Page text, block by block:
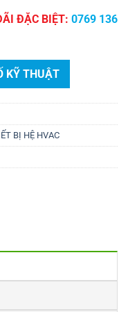
ĐẶC BIỆT: 0769 136
KỸ THUẬT
BỊ HỆ HVAC